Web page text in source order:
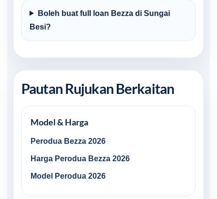
Boleh buat full loan Bezza di Sungai
Besi?
Pautan Rujukan Berkaitan
Model & Harga
Perodua Bezza 2026
Harga Perodua Bezza 2026
Model Perodua 2026